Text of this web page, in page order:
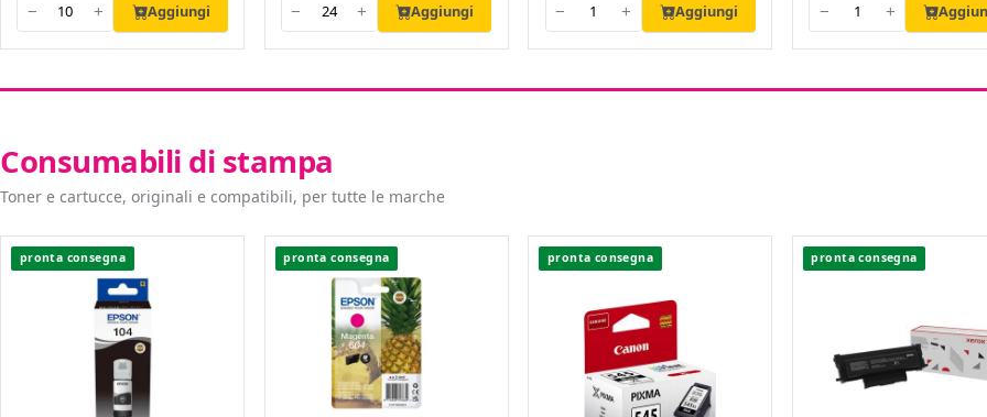
− + Aggiungi − + Aggiungi − + Aggiungi − +
Consumabili di stampa
Toner e cartucce, originali e compatibili, per tutte le marche
pronta consegna pronta consegna pronta consegna pronta consegna